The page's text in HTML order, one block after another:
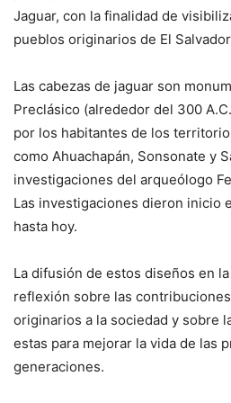
Jaguar, con la finalidad de
pueblos originarios de El
Las cabezas de jaguar son
Preclásico (alrededor del 300
por los habitantes de los
como Ahuachapán, Sonsonate y
investigaciones del arqueólogo
Las investigaciones dieron inicio
hasta hoy.
La difusión de estos diseños en
reflexión sobre las
originarios a la sociedad y sobre
estas para mejorar la vida de las
generaciones.